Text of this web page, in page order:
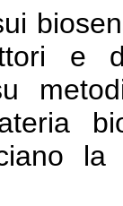
e
la